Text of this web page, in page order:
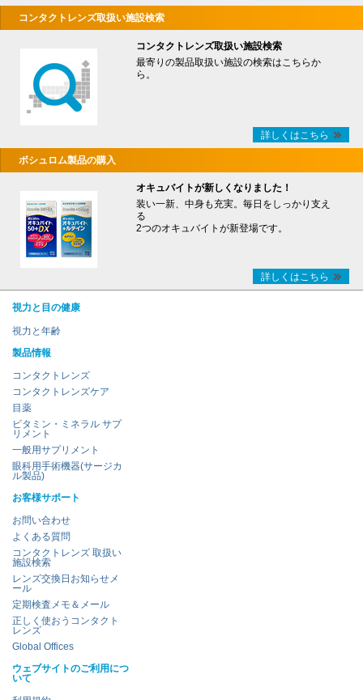
コンタクトレンズ取扱い施設検索
コンタクトレンズ取扱い施設検索
最寄りの製品取扱い施設の検索はこちらか
ら。
詳しくはこちら
ボシュロム製品の購入
オキュバイトが新しくなりました！
装い一新、中身も充実。毎日をしっかり支え
る
2つのオキュバイトが新登場です。
詳しくはこちら
視力と目の健康
視力と年齢
製品情報
コンタクトレンズ
コンタクトレンズケア
目薬
ビタミン・ミネラル サプ
リメント
一般用サプリメント
眼科用手術機器(サージカ
ル製品)
お客様サポート
お問い合わせ
よくある質問
コンタクトレンズ 取扱い
施設検索
レンズ交換日お知らせメ
ール
定期検査メモ＆メール
正しく使おうコンタクト
レンズ
Global Offices
ウェブサイトのご利用につ
いて